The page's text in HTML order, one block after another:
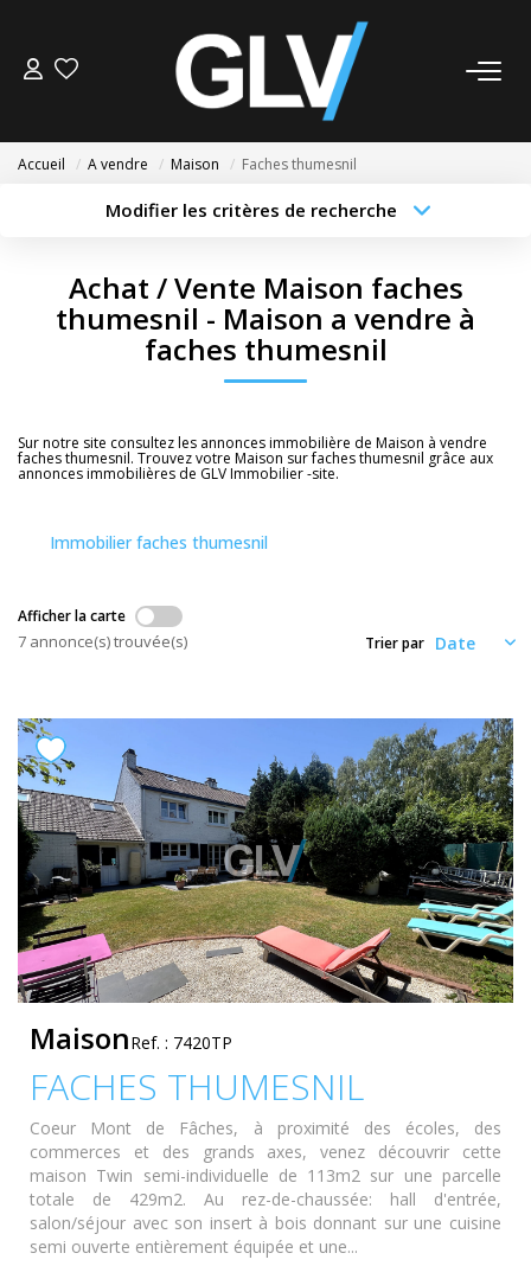
SYNDIC
Nos Agences
Nos Actualités
Accueil A vendre Maison Faches thumesnil
Modifier les critères de recherche
Sélectionnez...
Type de bien
Achat / Vente Maison faches
thumesnil - Maison a vendre à
faches thumesnil
Sur notre site consultez les annonces immobilière de Maison à vendre
faches thumesnil. Trouvez votre Maison sur faches thumesnil grâce aux
annonces immobilières de GLV Immobilier -site.
Immobilier faches thumesnil
Afficher la carte
7 annonce(s) trouvée(s) Trier par
MaisonRef. : 7420TP
FACHES THUMESNIL
Coeur Mont de Fâches, à proximité des écoles, des
commerces et des grands axes, venez découvrir cette
maison Twin semi-individuelle de 113m2 sur une parcelle
totale de 429m2. Au rez-de-chaussée: hall d'entrée,
salon/séjour avec son insert à bois donnant sur une cuisine
semi ouverte entièrement équipée et une...